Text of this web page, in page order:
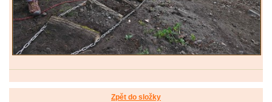
Zpět do složky